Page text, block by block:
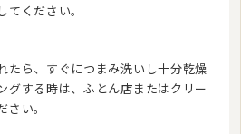
ください。
たら、すぐにつまみ洗いし十分乾燥
グする時は、ふとん店またはクリー
い。